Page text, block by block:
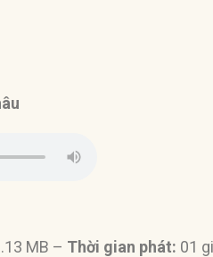
MB – Thời gian phát: 01